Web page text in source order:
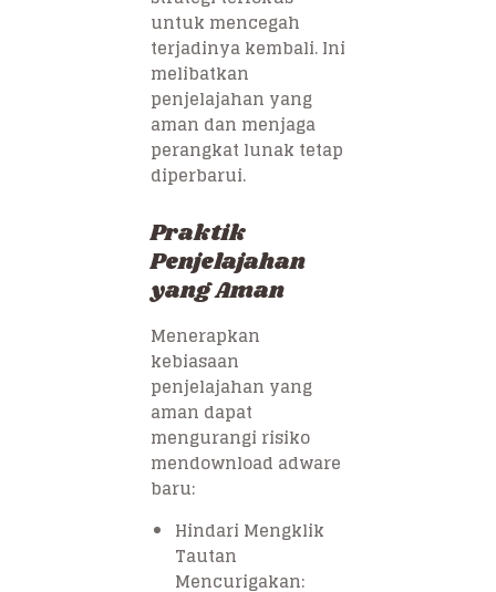
untuk mencegah
terjadinya kembali. Ini
melibatkan
penjelajahan yang
aman dan menjaga
perangkat lunak tetap
diperbarui.
Praktik
Penjelajahan
yang Aman
Menerapkan
kebiasaan
penjelajahan yang
aman dapat
mengurangi risiko
mendownload adware
baru:
Hindari Mengklik
Tautan
Mencurigakan: